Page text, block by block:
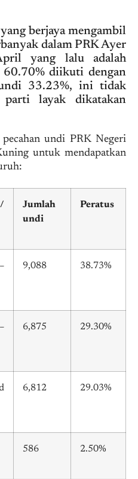
berjaya mengambil
dalam PRK Ayer
yang lalu adalah
60.70% diikuti dengan
33.23%, ini tidak
parti layak dikatakan
undi PRK Negeri
untuk mendapatkan
Jumlah
undi
Peratus
9,088 38.73%
6,875 29.30%
6,812 29.03%
586 2.50%